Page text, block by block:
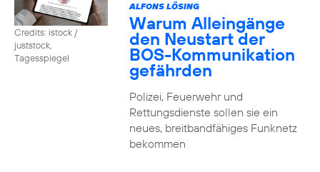
Credits: istock /
juststock,
Tagesspiegel
ALFONS LÖSING
Warum Alleingänge
den Neustart der
BOS-Kommunikation
gefährden
Polizei, Feuerwehr und
Rettungsdienste sollen sie ein
neues, breitbandfähiges Funknetz
bekommen